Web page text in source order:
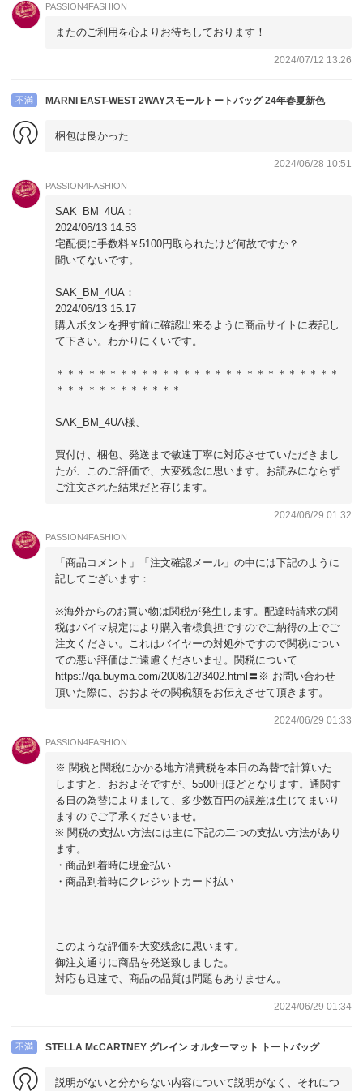
PASSION4FASHION
またのご利用を心よりお待ちしております！
2024/07/12 13:26
不満 MARNI EAST-WEST 2WAYスモールトートバッグ 24年春夏新色
梱包は良かった
2024/06/28 10:51
PASSION4FASHION
SAK_BM_4UA：
2024/06/13 14:53
宅配便に手数料￥5100円取られたけど何故ですか？
聞いてないです。
SAK_BM_4UA：
2024/06/13 15:17
購入ボタンを押す前に確認出来るように商品サイトに表記し
て下さい。わかりにくいです。
＊＊＊＊＊＊＊＊＊＊＊＊＊＊＊＊＊＊＊＊＊＊＊＊＊＊＊
＊＊＊＊＊＊＊＊＊＊＊＊
SAK_BM_4UA様、
買付け、梱包、発送まで敏速丁寧に対応させていただきまし
たが、このご評価で、大変残念に思います。お読みにならず
ご注文された結果だと存じます。
2024/06/29 01:32
PASSION4FASHION
「商品コメント」「注文確認メール」の中には下記のように
記してございます：
※海外からのお買い物は関税が発生します。配達時請求の関
税はバイマ規定により購入者様負担ですのでご納得の上でご
注文ください。これはバイヤーの対処外ですので関税につい
ての悪い評価はご遠慮くださいませ。関税について
https://qa.buyma.com/2008/12/3402.html〓※ お問い合わせ
頂いた際に、おおよその関税額をお伝えさせて頂きます。
2024/06/29 01:33
PASSION4FASHION
※ 関税と関税にかかる地方消費税を本日の為替で計算いた
しますと、おおよそですが、5500円ほどとなります。通関す
る日の為替によりまして、多少数百円の誤差は生じてまいり
ますのでご了承くださいませ。
※ 関税の支払い方法には主に下記の二つの支払い方法があり
ます。
・商品到着時に現金払い
・商品到着時にクレジットカード払い
このような評価を大変残念に思います。
御注文通りに商品を発送致しました。
対応も迅速で、商品の品質は問題もありません。
2024/06/29 01:34
不満 STELLA McCARTNEY グレイン オルターマット トートバッグ
説明がないと分からない内容について説明がなく、それにつ